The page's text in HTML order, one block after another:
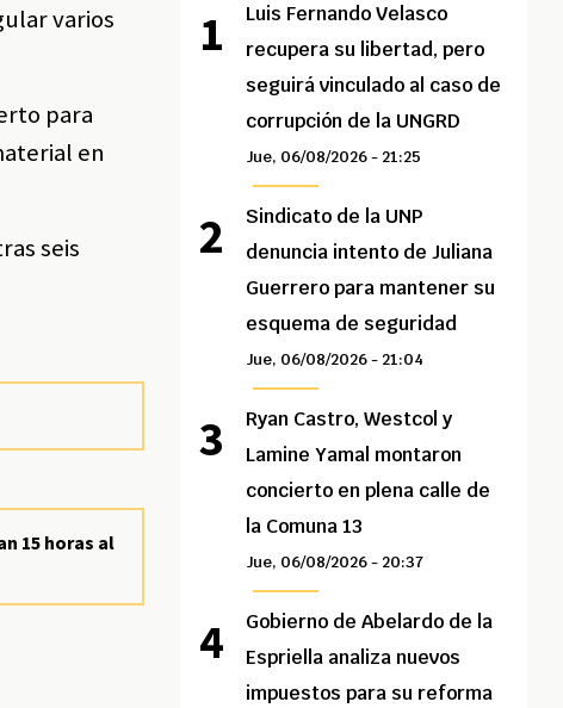
varios
para
en
seis
15 horas al
Luis Fernando Velasco
recupera su libertad, pero
seguirá vinculado al caso de
corrupción de la UNGRD
Jue, 06/08/2026 - 21:25
Sindicato de la UNP
denuncia intento de Juliana
Guerrero para mantener su
esquema de seguridad
Jue, 06/08/2026 - 21:04
Ryan Castro, Westcol y
Lamine Yamal montaron
concierto en plena calle de
la Comuna 13
Jue, 06/08/2026 - 20:37
Gobierno de Abelardo de la
Espriella analiza nuevos
impuestos para su reforma